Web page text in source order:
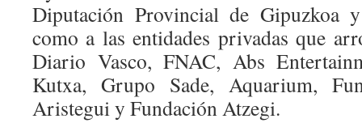
Diputación Provincial de Gipuzkoa
como a las entidades privadas que
Diario Vasco, FNAC, Abs
Kutxa, Grupo Sade, Aquarium,
Aristegui y Fundación Atzegi.